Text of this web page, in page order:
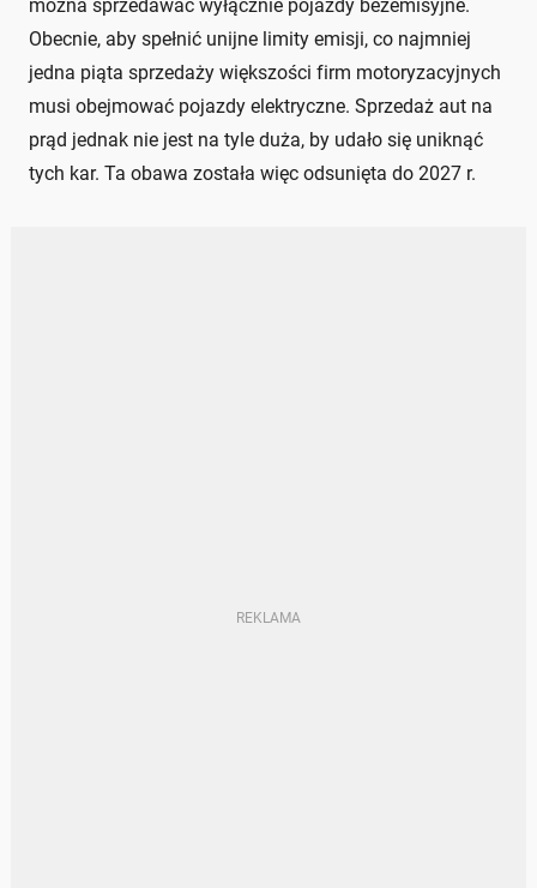
można sprzedawać wyłącznie pojazdy bezemisyjne.
Obecnie, aby spełnić unijne limity emisji, co najmniej
jedna piąta sprzedaży większości firm motoryzacyjnych
musi obejmować pojazdy elektryczne. Sprzedaż aut na
prąd jednak nie jest na tyle duża, by udało się uniknąć
tych kar. Ta obawa została więc odsunięta do 2027 r.